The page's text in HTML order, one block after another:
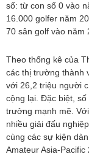
số: từ con số 0 vào
16.000 golfer năm
70 sân golf vào năm
Theo thống kê của
các thị trường thành
với 26,2 triệu người
cộng lại. Đặc biệt,
trưởng mạnh mẽ.
nhiều giải đấu
cùng các sự kiện
Amateur Asia-